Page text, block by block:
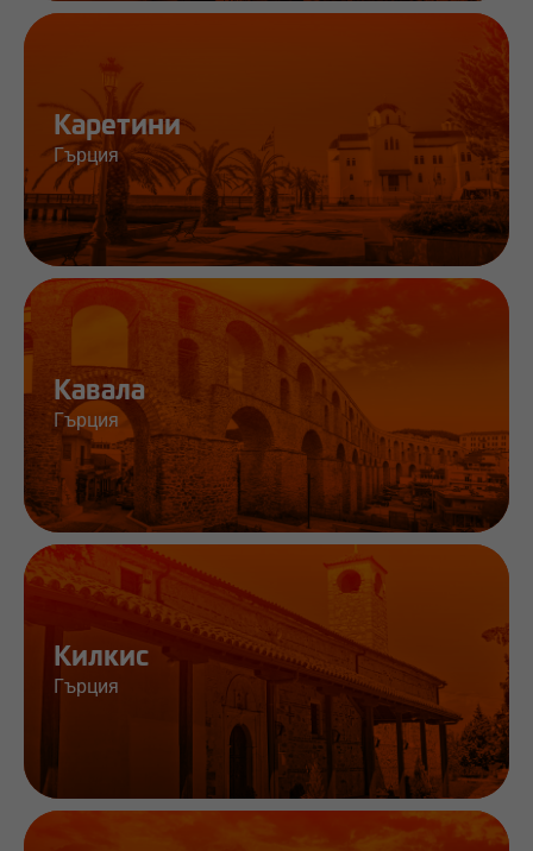
Каретини
Гърция
Работа и информация
Кавала
Гърция
Работа и информация
Килкис
Гърция